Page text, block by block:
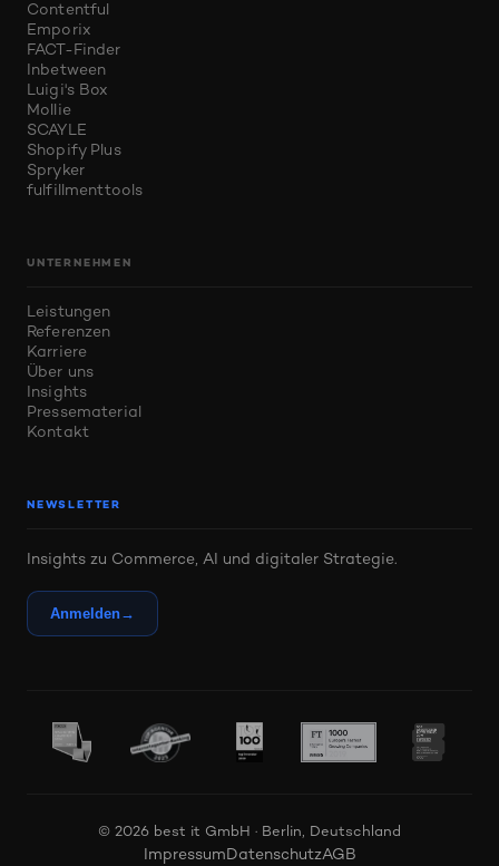
Contentful
Emporix
FACT-Finder
Inbetween
Luigi's Box
Mollie
SCAYLE
Shopify Plus
Spryker
fulfillmenttools
UNTERNEHMEN
Leistungen
Referenzen
Karriere
Über uns
Insights
Pressematerial
Kontakt
NEWSLETTER
Insights zu Commerce, AI und digitaler Strategie.
Anmelden→
© 2026 best it GmbH · Berlin, Deutschland
ImpressumDatenschutzAGB